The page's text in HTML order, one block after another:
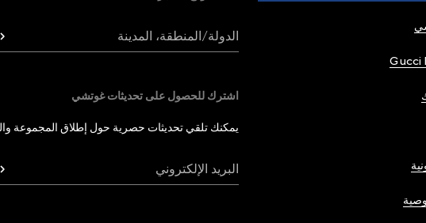
Gucci
الدولة/المنطقة، المدينة
اشترك للحصول على تحديثات غوتشي
يمكنك تلقي تحديثات حصرية حول إطلاق المجموعة
البريد الإلكتروني